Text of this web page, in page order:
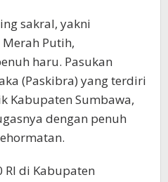
sakral, yakni
Putih,
haru. Pasukan
(Paskibra) yang terdiri
Sumbawa,
dengan penuh
RI di Kabupaten